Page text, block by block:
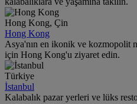
Hong Kong, Çin
Hong Kong
Asya'nın en ikonik ve kozmopolit
için Hong Kong'u ziyaret edin.
Türkiye
İstanbul
Kalabalık pazar yerleri ve lüks